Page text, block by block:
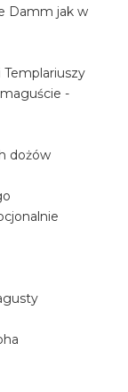
Damm jak w
Templariuszy
-
dożów